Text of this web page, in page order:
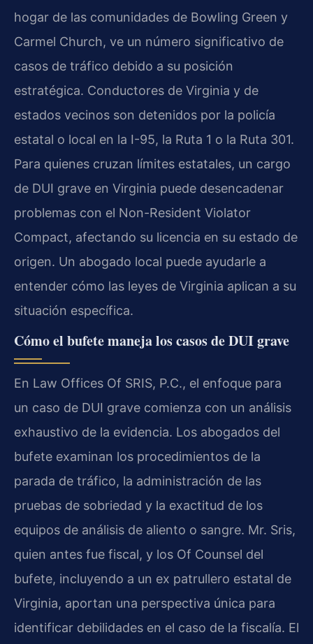
hogar de las comunidades de Bowling Green y
Carmel Church, ve un número significativo de
casos de tráfico debido a su posición
estratégica. Conductores de Virginia y de
estados vecinos son detenidos por la policía
estatal o local en la I-95, la Ruta 1 o la Ruta 301.
Para quienes cruzan límites estatales, un cargo
de DUI grave en Virginia puede desencadenar
problemas con el Non-Resident Violator
Compact, afectando su licencia en su estado de
origen. Un abogado local puede ayudarle a
entender cómo las leyes de Virginia aplican a su
situación específica.
Cómo el bufete maneja los casos de DUI grave
En Law Offices Of SRIS, P.C., el enfoque para
un caso de DUI grave comienza con un análisis
exhaustivo de la evidencia. Los abogados del
bufete examinan los procedimientos de la
parada de tráfico, la administración de las
pruebas de sobriedad y la exactitud de los
equipos de análisis de aliento o sangre. Mr. Sris,
quien antes fue fiscal, y los Of Counsel del
bufete, incluyendo a un ex patrullero estatal de
Virginia, aportan una perspectiva única para
identificar debilidades en el caso de la fiscalía. El